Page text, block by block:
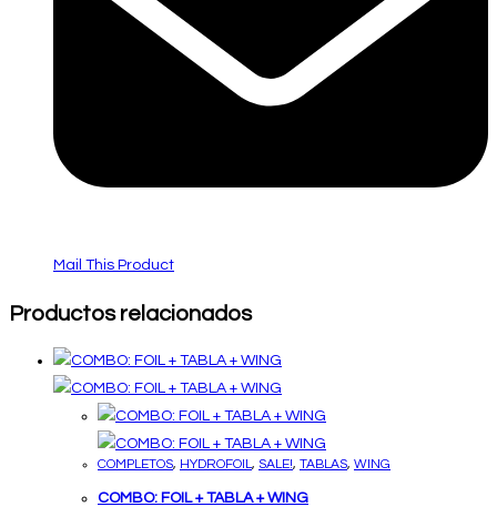
Mail This Product
Productos relacionados
COMPLETOS, HYDROFOIL, SALE!, TABLAS, WING
COMBO: FOIL + TABLA + WING